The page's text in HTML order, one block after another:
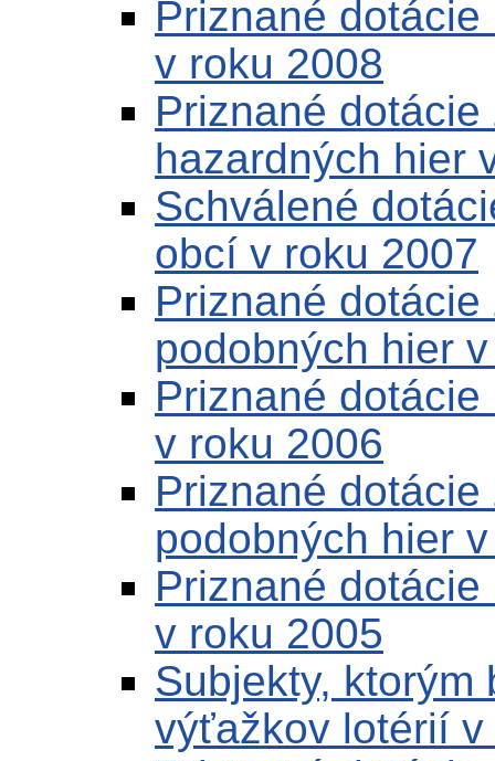
Priznané
v roku 2008
Priznané
hazardných hier
Schválené
obcí v roku 2007
Priznané
podobných hier
Priznané
v roku 2006
Priznané
podobných hier
Priznané
v roku 2005
Subjekty, ktorým
výťažkov lotérií v